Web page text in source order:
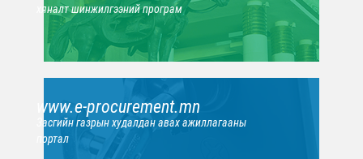
хяналт шинжилгээний програм
www.e-procurement.mn
Засгийн газрын худалдан авах ажиллагааны
портал